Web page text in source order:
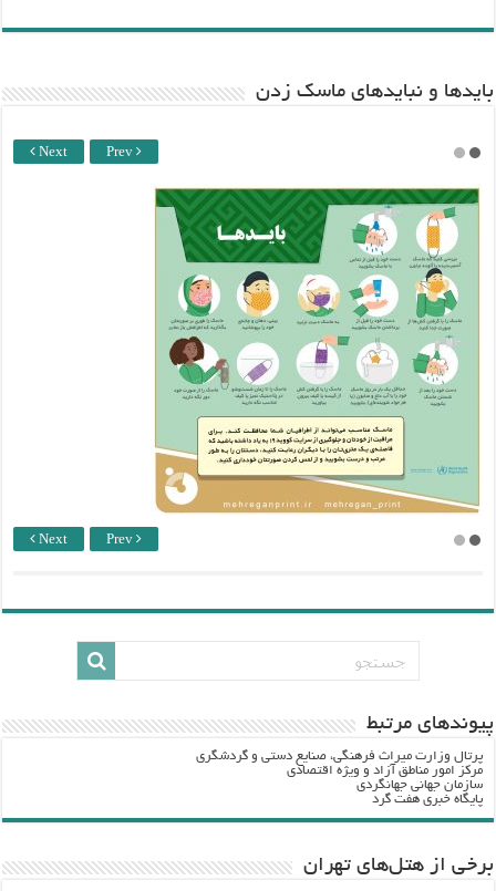
باید‌ها و نبایدهای ماسک زدن
Next Prev
Next Prev
پيوندهاي مرتبط
پرتال وزارت ميراث فرهنگي، صنایع دستی و گردشگري
مرکز امور مناطق آزاد و ویژه اقتصادی
سازمان جهانی جهانگردی
پایگاه خبری هفت گرد
برخی از هتل‌های تهران